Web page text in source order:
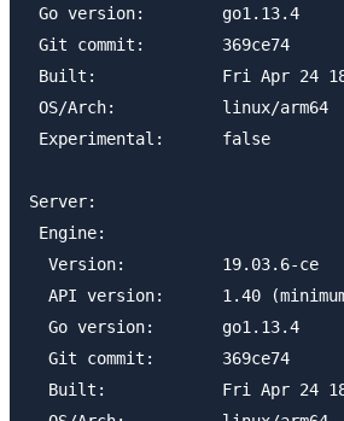
Go version:        go1.13.4
Git commit:        369ce74
Built:             Fri Apr 24
OS/Arch:           linux/arm64
Experimental:      false
Server:
Engine:
  Version:          19.03.6-ce
API version:      1.40
  Go version:       go1.13.4
  Git commit:       369ce74
Built:            Fri Apr 24